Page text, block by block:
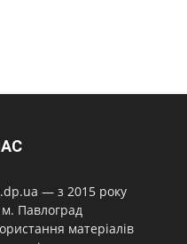
— з 2015 року
м. Павлоград
матеріалів